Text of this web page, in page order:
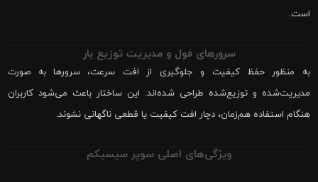
است.
سرورهای فول و مدیریت توزیع بار
به منظور حفظ کیفیت و جلوگیری از افت سرعت، سرورها به صورت
مدیریت‌شده و توزیع‌شده طراحی شده‌اند. این ساختار باعث می‌شود کاربران
هنگام استفاده هم‌زمان، دچار افت کیفیت یا قطعی ناگهانی نشوند.
ویژگی‌های اصلی سوپر سیسیکم